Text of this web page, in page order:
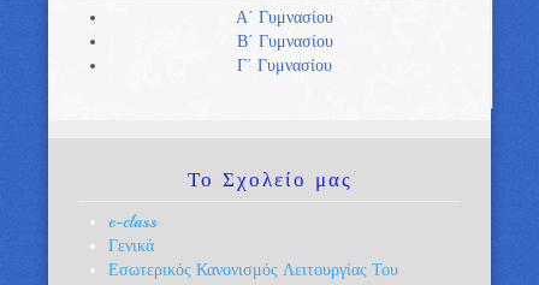
Α΄ Γυμνασίου
Β΄ Γυμνασίου
Γ΄ Γυμνασίου
Το Σχολείο μας
e-class
Γενικά
Εσωτερικός Κανονισμός Λειτουργίας Του